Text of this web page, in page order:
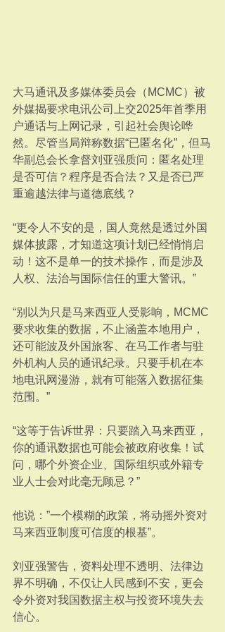
大马通讯及多媒体委员会（MCMC）被
外媒揭要求电讯公司上交2025年首季用
户通话与上网记录，引起社会舆论哗
然。尽管当局辩称数据“已匿名化”，但马
华副总会长拿督刘亚强质问：匿名处理
是否可信？程序是否合法？又是否已严
重逾越法律与道德底线？
“更令人不安的是，国人竟然是透过外国
媒体披露，才知道这项计划已经悄悄启
动！这不是单一的技术操作，而是涉及
人权、法治与国际信任的重大警讯。”
“别以为只是马来西亚人受影响，MCMC
要求收集的数据，不止涵盖本地用户，
还可能波及外国旅客、在马工作者与驻
外机构人员的通讯纪录。只要手机在本
地电讯网漫游，就有可能落入数据征集
范围。”
“这等于告诉世界：只要踏入马来西亚，
你的通讯数据也可能会被政府收集！试
问，哪个外资企业、国际组织或外籍专
业人士会对此毫无顾忌？”
他说：”一个模糊的政策，将动摇外资对
马来西亚制度可信度的根基”。
刘亚强警告，资料处理不透明、法律边
界不明确，不仅让人民感到不安，更会
令外资对我国数据主权与投资环境失去
信心。